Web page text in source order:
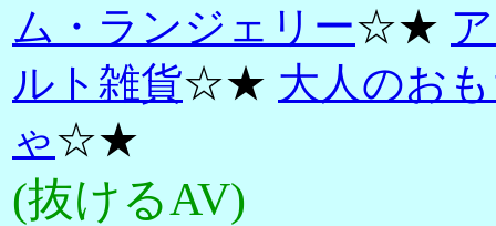
ム・ランジェリー☆★
ルト雑貨☆★ 大人のお
ゃ☆★
(抜けるAV)